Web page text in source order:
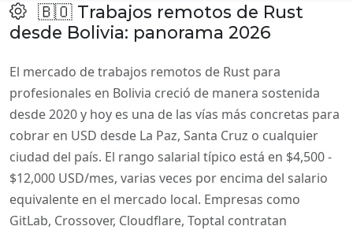
🇧🇴 Trabajos remotos de Rust
desde Bolivia: panorama 2026
El mercado de trabajos remotos de Rust para
profesionales en Bolivia creció de manera sostenida
desde 2020 y hoy es una de las vías más concretas para
cobrar en USD desde La Paz, Santa Cruz o cualquier
ciudad del país. El rango salarial típico está en $4,500 -
$12,000 USD/mes, varias veces por encima del salario
equivalente en el mercado local. Empresas como
GitLab, Crossover, Cloudflare, Toptal contratan